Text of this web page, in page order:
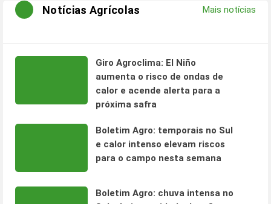
Notícias Agrícolas Mais notícias
Giro Agroclima: El Niño
aumenta o risco de ondas de
calor e acende alerta para a
próxima safra
Boletim Agro: temporais no Sul
e calor intenso elevam riscos
para o campo nesta semana
Boletim Agro: chuva intensa no